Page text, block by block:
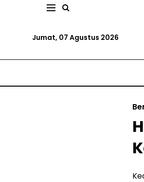
Jumat, 07 Agustus 2026